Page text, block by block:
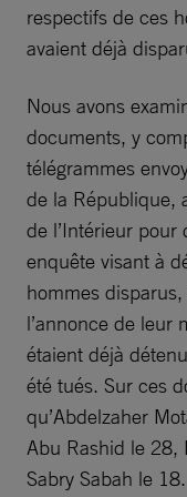
respectifs de ces
avaient déjà
Nous avons
documents, y
télégrammes
de la République,
de l’Intérieur pour
enquête visant à
hommes
l’annonce de leur
étaient déjà
été tués. Sur ces
qu’Abdelzaher
Abu Rashid le 28,
Sabry Sabah le 18.